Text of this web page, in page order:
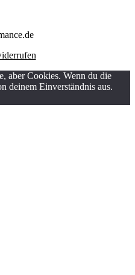
aber Cookies. Wenn du die
deinem Einverständnis aus.